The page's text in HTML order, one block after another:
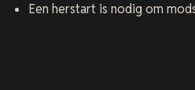
Een herstart is nodig om